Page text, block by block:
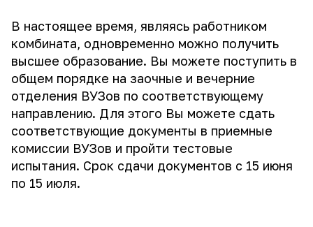
В настоящее время, являясь работником
комбината, одновременно можно получить
высшее образование. Вы можете поступить в
общем порядке на заочные и вечерние
отделения ВУЗов по соответствующему
направлению. Для этого Вы можете сдать
соответствующие документы в приемные
комиссии ВУЗов и пройти тестовые
испытания. Срок сдачи документов с 15 июня
по 15 июля.